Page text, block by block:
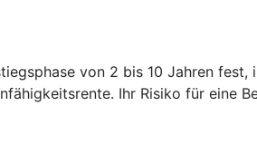
von 2 bis 10 Jahren
Ihr Risiko für eine